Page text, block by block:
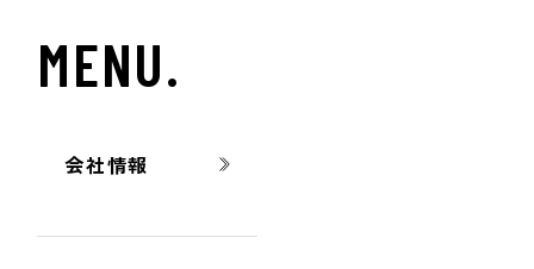
MENU.
会社情報